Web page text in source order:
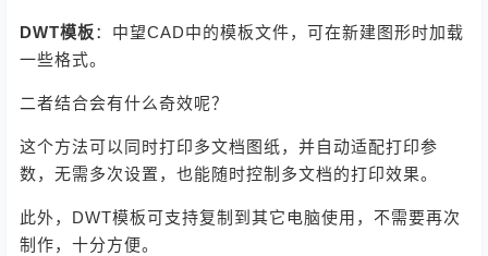
DWT模板：中望CAD中的模板文件，可在新建图形时加载
一些格式。
二者结合会有什么奇效呢？
这个方法可以同时打印多文档图纸，并自动适配打印参
数，无需多次设置，也能随时控制多文档的打印效果。
此外，DWT模板可支持复制到其它电脑使用，不需要再次
制作，十分方便。